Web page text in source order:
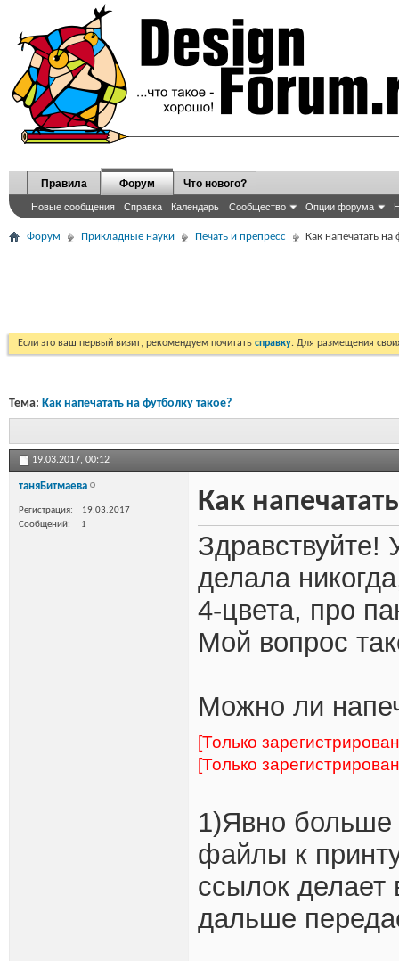
Правила Форум
Новые сообщения Справка Календарь Сообщество Опции форума
Что нового?
Форум Прикладные науки Печать и препресс Как напечатать на
Если это ваш первый визит, рекомендуем почитать справку. Для размещения
Тема: Как напечатать на футболку такое?
19.03.2017, 00:12
таняБитмаева
Регистрация
19.03.2017
Сообщений
1
Как
Здравствуйте!
делала
4-цвета, про
Мой вопрос
Можно ли
[Только
[Только
1)Явно больше
файлы к
ссылок делает
дальше